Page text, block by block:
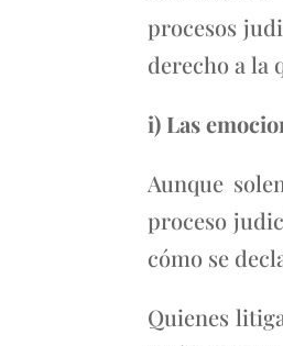
procesos
derecho a la
i) Las
Aunque
proceso
cómo se
Quienes